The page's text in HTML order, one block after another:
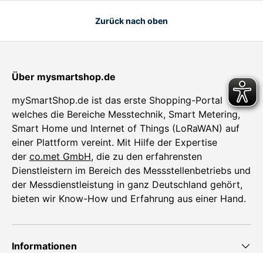
Zurück nach oben
Über mysmartshop.de
mySmartShop.de ist das erste Shopping-Portal
welches die Bereiche Messtechnik, Smart Metering,
Smart Home und Internet of Things (LoRaWAN) auf
einer Plattform vereint. Mit Hilfe der Expertise
der co.met GmbH, die zu den erfahrensten
Dienstleistern im Bereich des Messstellenbetriebs und
der Messdienstleistung in ganz Deutschland gehört,
bieten wir Know-How und Erfahrung aus einer Hand.
Informationen